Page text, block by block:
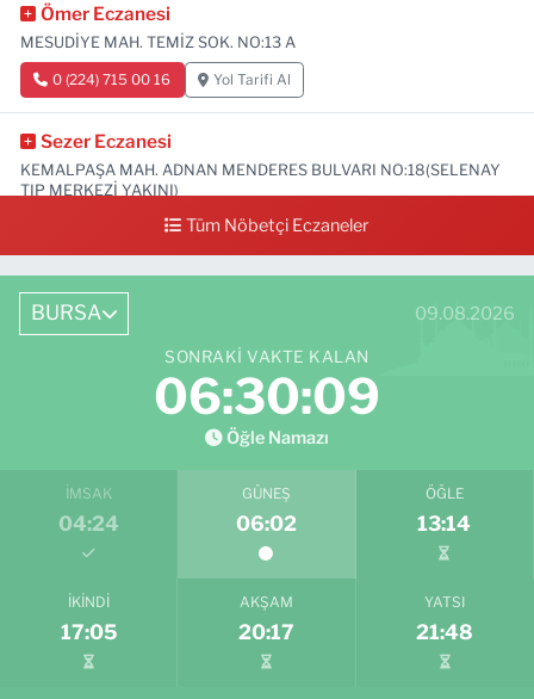
Ömer Eczanesi
MESUDİYE MAH. TEMİZ SOK. NO:13 A
0 (224) 715 00 16 Yol Tarifi Al
Sezer Eczanesi
KEMALPAŞA MAH. ADNAN MENDERES BULVARI NO:18(SELENAY
TIP MERKEZİ YAKINI)
0 (224) 711 64 49 Yol Tarifi Al
Tüm Nöbetçi Eczaneler
BURSA 09.08.2026
SONRAKI VAKTE KALAN
06:30:08
Öğle Namazı
İMSAK
04:24
GÜNEŞ
06:02
ÖĞLE
13:14
İKINDI
17:05
AKŞAM
20:17
YATSI
21:48